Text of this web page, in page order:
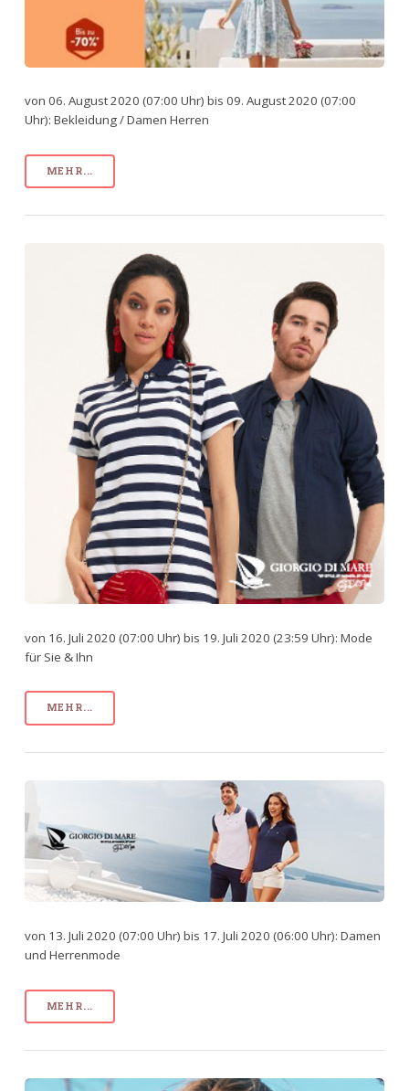
von 06. August 2020 (07:00 Uhr) bis 09. August 2020 (07:00
Uhr): Bekleidung / Damen Herren
MEHR...
von 16. Juli 2020 (07:00 Uhr) bis 19. Juli 2020 (23:59 Uhr): Mode
für Sie & Ihn
MEHR...
von 13. Juli 2020 (07:00 Uhr) bis 17. Juli 2020 (06:00 Uhr): Damen
und Herrenmode
MEHR...